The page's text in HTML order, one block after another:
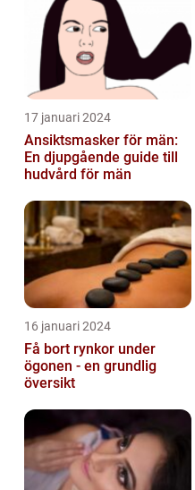
17 januari 2024
Ansiktsmasker för män:
En djupgående guide till
hudvård för män
16 januari 2024
Få bort rynkor under
ögonen - en grundlig
översikt